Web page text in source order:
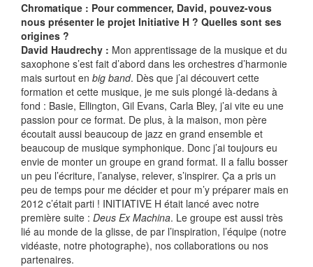
Chromatique : Pour commencer, David, pouvez-vous
nous présenter le projet Initiative H ? Quelles sont ses
origines ?
David Haudrechy : Mon apprentissage de la musique et du
saxophone s’est fait d’abord dans les orchestres d’harmonie
mais surtout en big band. Dès que j’ai découvert cette
formation et cette musique, je me suis plongé là-dedans à
fond : Basie, Ellington, Gil Evans, Carla Bley, j’ai vite eu une
passion pour ce format. De plus, à la maison, mon père
écoutait aussi beaucoup de jazz en grand ensemble et
beaucoup de musique symphonique. Donc j’ai toujours eu
envie de monter un groupe en grand format. Il a fallu bosser
un peu l’écriture, l’analyse, relever, s’inspirer. Ça a pris un
peu de temps pour me décider et pour m’y préparer mais en
2012 c’était parti ! INITIATIVE H était lancé avec notre
première suite : Deus Ex Machina. Le groupe est aussi très
lié au monde de la glisse, de par l’inspiration, l’équipe (notre
vidéaste, notre photographe), nos collaborations ou nos
partenaires.